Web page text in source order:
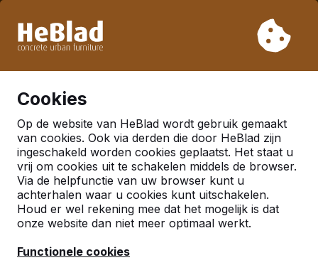
week 33. Houdt u daarom rekening met langere levertijden.
Cookies
Op de website van HeBlad wordt gebruik gemaakt
van cookies. Ook via derden die door HeBlad zijn
ingeschakeld worden cookies geplaatst. Het staat u
vrij om cookies uit te schakelen middels de browser.
Via de helpfunctie van uw browser kunt u
achterhalen waar u cookies kunt uitschakelen.
Houd er wel rekening mee dat het mogelijk is dat
onze website dan niet meer optimaal werkt.
Functionele cookies
Al meer dan 30.000 producten verkocht
Nederland
Referenties in:Utrecht